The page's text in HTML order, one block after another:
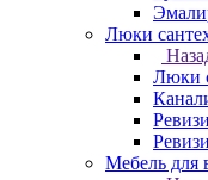
Люки
Люки
Мебель для